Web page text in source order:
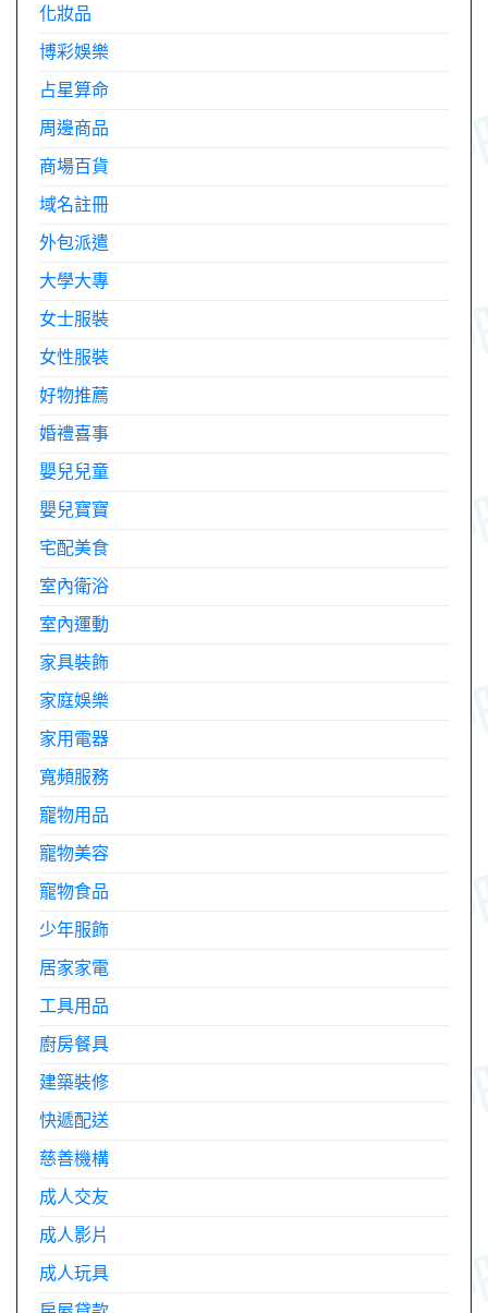
化妝品
博彩娛樂
占星算命
周邊商品
商場百貨
域名註冊
外包派遣
大學大專
女士服裝
女性服裝
好物推薦
婚禮喜事
嬰兒兒童
嬰兒寶寶
宅配美食
室內衛浴
室內運動
家具裝飾
家庭娛樂
家用電器
寬頻服務
寵物用品
寵物美容
寵物食品
少年服飾
居家家電
工具用品
廚房餐具
建築裝修
快遞配送
慈善機構
成人交友
成人影片
成人玩具